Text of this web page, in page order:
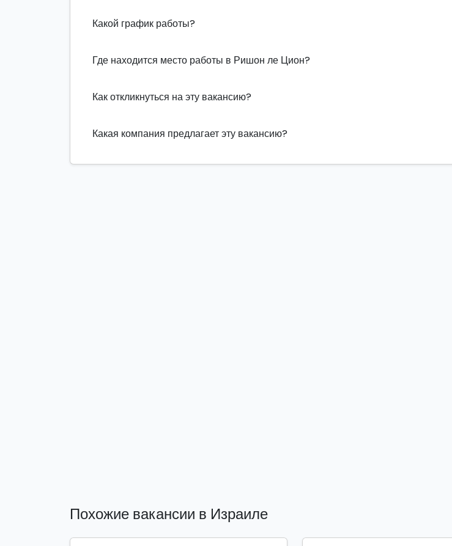
Какой график работы?
Где находится место работы в Ришон ле Цион?
Как откликнуться на эту вакансию?
Какая компания предлагает эту вакансию?
Похожие вакансии в Израиле